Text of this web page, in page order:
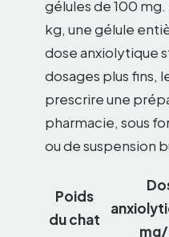
gélules de 100 mg.
kg, une gélule
dose anxiolytique
dosages plus fins,
prescrire une
pharmacie, sous
ou de suspension
Poids
du chat